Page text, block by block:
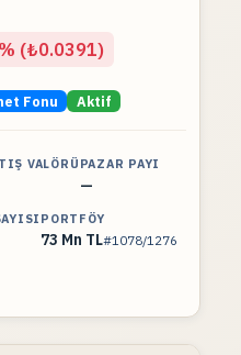
(₺0.0391)
Fonu Aktif
VALÖRÜ PAZAR PAYI
—
PORTFÖY
73 Mn TL#1078/1276